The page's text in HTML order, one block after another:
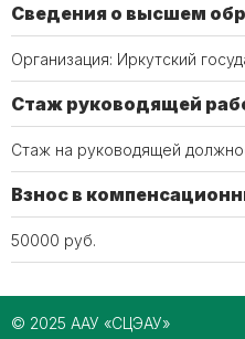
Сведения о высшем
Организация: Иркутский
Стаж руководящей
Стаж на руководящей
Взнос в
50000 руб.
© 2025 ААУ «СЦЭАУ»